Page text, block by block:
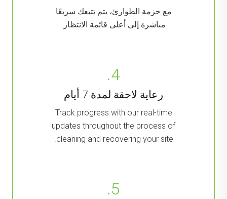
مع حزمة الطوارئ، يتم تتبعك سريعًا
مباشرة إلى أعلى قائمة الانتظار.
4.
رعاية لاحقة لمدة 7 أيام
Track progress with our real-time
updates throughout the process of
cleaning and recovering your site.
5.